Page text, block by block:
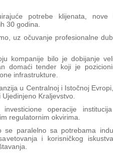
potrebe klijenata,
30 godina.
uz očuvanje profesionalne
kompanije bilo je dobijanje
domaći tender koji je
infrastrukture.
u Centralnoj i Istočnoj
Kraljevstvo.
operacije
regulatornim okvirima.
se paralelno sa potrebama
i korisničkog